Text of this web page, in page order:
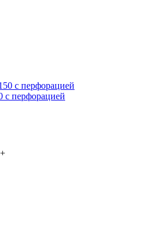
с перфорацией
+